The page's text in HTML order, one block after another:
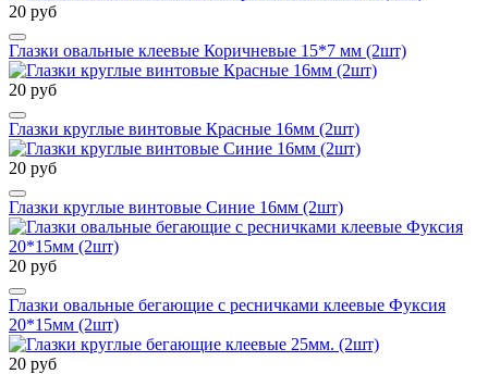
20 руб
Глазки овальные клеевые Коричневые 15*7 мм (2шт)
20 руб
Глазки круглые винтовые Красные 16мм (2шт)
20 руб
Глазки круглые винтовые Синие 16мм (2шт)
20 руб
Глазки овальные бегающие с ресничками клеевые Фуксия
20*15мм (2шт)
20 руб